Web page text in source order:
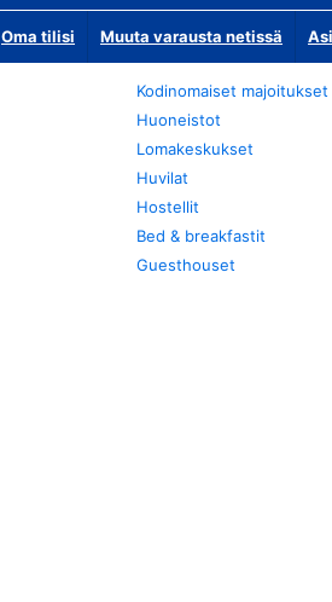
Oma tilisi Muuta varausta netissä
Kodinomaiset majoitukset
Huoneistot
Lomakeskukset
Huvilat
Hostellit
Bed & breakfastit
Guesthouset